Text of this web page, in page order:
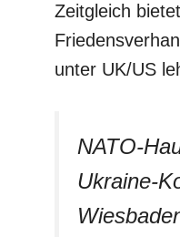
Zeitgleich
unter UK/US
NATO-
Ukraine-